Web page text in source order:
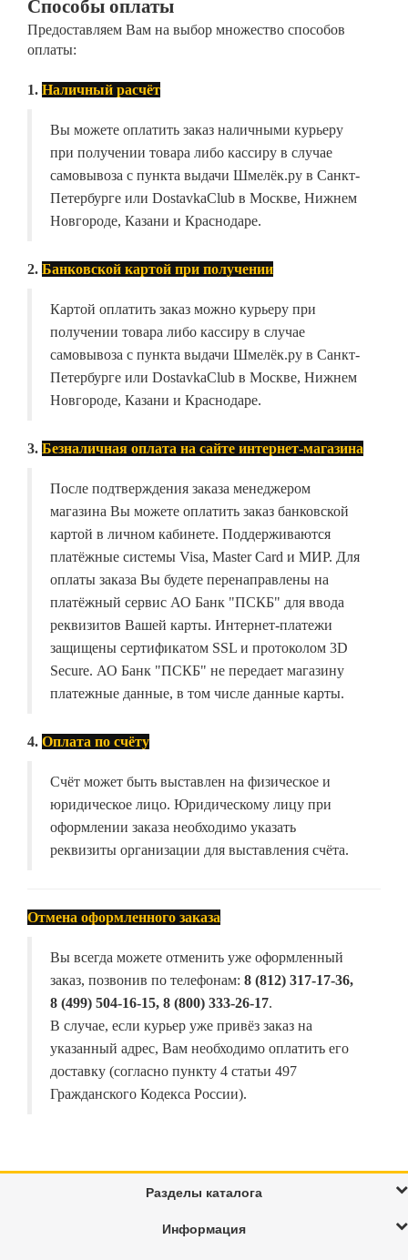
Способы оплаты
Предоставляем Вам на выбор множество способов
оплаты:
1. Наличный расчёт
Вы можете оплатить заказ наличными курьеру
при получении товара либо кассиру в случае
самовывоза с пункта выдачи Шмелёк.ру в Санкт-
Петербурге или DostavkaClub в Москве, Нижнем
Новгороде, Казани и Краснодаре.
2. Банковской картой при получении
Картой оплатить заказ можно курьеру при
получении товара либо кассиру в случае
самовывоза с пункта выдачи Шмелёк.ру в Санкт-
Петербурге или DostavkaClub в Москве, Нижнем
Новгороде, Казани и Краснодаре.
3. Безналичная оплата на сайте интернет-магазина
После подтверждения заказа менеджером
магазина Вы можете оплатить заказ банковской
картой в личном кабинете. Поддерживаются
платёжные системы Visa, Master Card и МИР. Для
оплаты заказа Вы будете перенаправлены на
платёжный сервис АО Банк "ПСКБ" для ввода
реквизитов Вашей карты. Интернет-платежи
защищены сертификатом SSL и протоколом 3D
Secure. АО Банк "ПСКБ" не передает магазину
платежные данные, в том числе данные карты.
4. Оплата по счёту
Счёт может быть выставлен на физическое и
юридическое лицо. Юридическому лицу при
оформлении заказа необходимо указать
реквизиты организации для выставления счёта.
Отмена оформленного заказа
Вы всегда можете отменить уже оформленный
заказ, позвонив по телефонам: 8 (812) 317-17-36,
8 (499) 504-16-15, 8 (800) 333-26-17.
В случае, если курьер уже привёз заказ на
указанный адрес, Вам необходимо оплатить его
доставку (согласно пункту 4 статьи 497
Гражданского Кодекса России).
Разделы каталога
Информация